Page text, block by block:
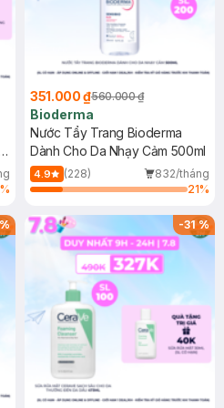
%
351.000 ₫560.000 ₫
Bioderma
Nước Tẩy Trang Bioderma
Dành Cho Da Nhạy Cảm 500ml
4.9 (228)
832/tháng
21%
-31%